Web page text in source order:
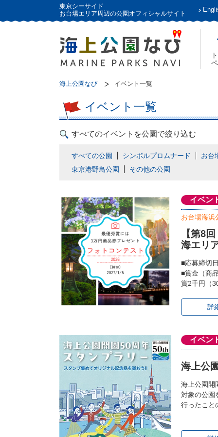
東京シーサイド
お台場エリア周辺の公園オフィシャルサイト
海上公園なび イベント一覧
イベント一覧
すべてのイベントを公園で絞り込む
すべての公園 シンボルプロムナード
お台
東京港野鳥公園
その他の公園
イベン
お台場海浜
【第8
海エリ
■応募締切
■賞金（商
賞2千円（
詳
イベン
海上公
海上公園開
対象の公園
行ったこと